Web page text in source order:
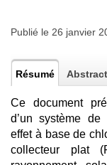
Publié le 26 janvier
Résumé Abstract
Ce document
d’un système de
effet à base de
collecteur plat